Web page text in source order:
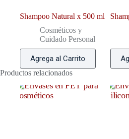
Shampoo Natural x 500 ml
Cosméticos y
Cuidado Personal
Agrega al Carrito
Productos relacionados